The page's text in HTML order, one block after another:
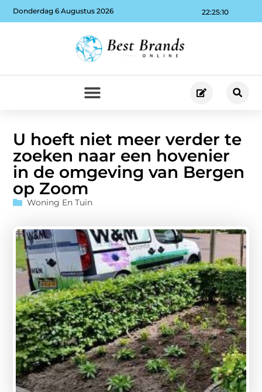
22:25:11
Donderdag 6 Augustus 2026
U hoeft niet meer verder te
zoeken naar een hovenier
in de omgeving van Bergen
op Zoom
Woning En Tuin